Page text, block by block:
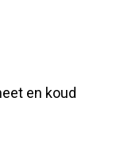
en koud